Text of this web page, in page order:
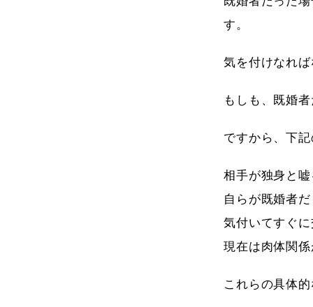
す。
気を付けなれ
もしも、既婚
ですから、下
相手が独身と
自らが既婚者
気付いてすぐ
現在は肉体関
これらの具体